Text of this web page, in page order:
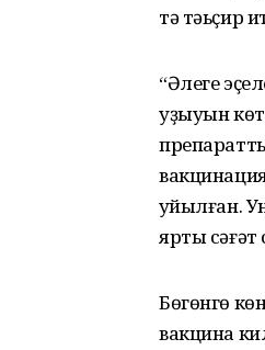
тә тәьҫир
“Әлеге
уҙыуын
ҡуйылған.
ярты
Бөгөнгө
вакцина